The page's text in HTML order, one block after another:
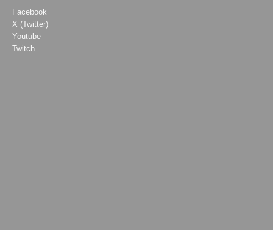
Facebook
X (Twitter)
Youtube
Twitch